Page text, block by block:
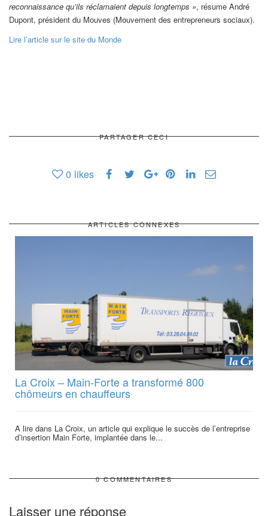
reconnaissance qu’ils réclamaient depuis longtemps », résume André
Dupont, président du Mouves (Mouvement des entrepreneurs sociaux).
Lire l’article sur le site du Monde
PARTAGER CECI
0 likes
ARTICLES CONNEXES
La Croix – Main-Forte a transformé 800
chômeurs en chauffeurs
A lire dans La Croix, un article qui explique le succès de l’entreprise
d’insertion Main Forte, implantée dans le...
0 COMMENTAIRES
Laisser une réponse